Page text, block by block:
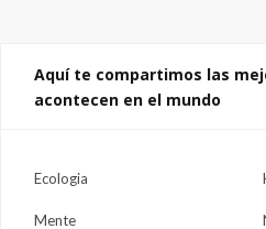
Aquí te compartimos las
acontecen en el mundo
Ecologia
Mente